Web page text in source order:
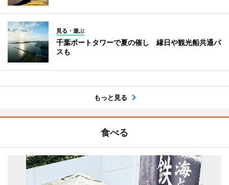
見る・遊ぶ
千葉ポートタワーで夏の催し 縁日や観光船共通パ
スも
もっと見る
食べる